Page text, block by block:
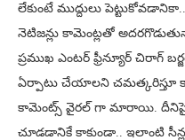
లేకుంటే ముద్దులు
నెటిజన్లు కామెంట్లతో
ప్రముఖ ఎంటర్ ఫ్రీన్యూర్ చిరాగ్
ఏర్పాటు చేయాలని
కామెంట్స్ వైరల్ గా మారాయి.
చూడడానికే కాకుండా.. ఇలాంటి